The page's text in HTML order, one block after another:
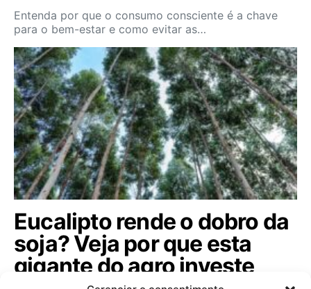
Entenda por que o consumo consciente é a chave
para o bem-estar e como evitar as…
Eucalipto rende o dobro da
soja? Veja por que esta
gigante do agro investe